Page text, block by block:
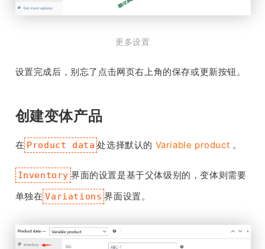
更多设置
设置完成后，别忘了点击网页右上角的保存或更新按钮。
创建变体产品
在 Product data 处选择默认的 Variable product 。
Inventory 界面的设置是基于父体级别的，变体则需要
单独在 Variations 界面设置。